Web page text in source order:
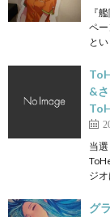
『
ペ
と
&
当
ジ
グ